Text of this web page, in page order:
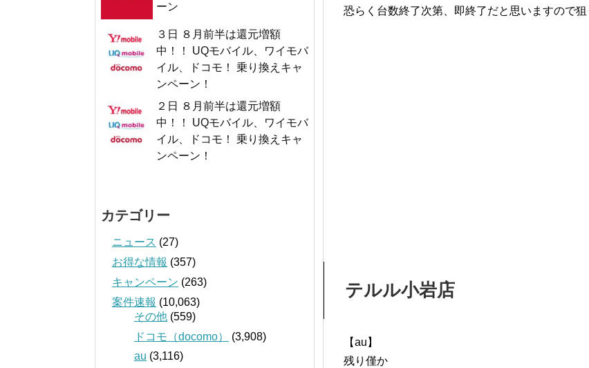
恐らく台数終了次第、即終了だと思いますので狙
テルル小岩店
【au】
残り僅か
ーン
３日 ８月前半は還元増額
中！！ UQモバイル、ワイモバ
イル、ドコモ！ 乗り換えキャ
ンペーン！
２日 ８月前半は還元増額
中！！ UQモバイル、ワイモバ
イル、ドコモ！ 乗り換えキャ
ンペーン！
カテゴリー
ニュース (27)
お得な情報 (357)
キャンペーン (263)
案件速報 (10,063)
その他 (559)
ドコモ（docomo）
(3,908)
au (3,116)